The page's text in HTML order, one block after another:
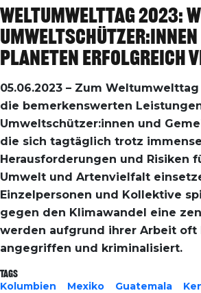
Weltumwelttag 2023:
Planeten erfolgreich
05.06.2023 – Zum
die bemerkenswerten
Umweltschützer:innen und
die sich tagtäglich trotz
Herausforderungen und Risiken
Umwelt und Artenvielfalt
Einzelpersonen und Kollektive
gegen den Klimawandel eine
werden aufgrund ihrer Arbeit oft
angegriffen und kriminalisiert.
Tags
Kolumbien Mexiko Guatemala